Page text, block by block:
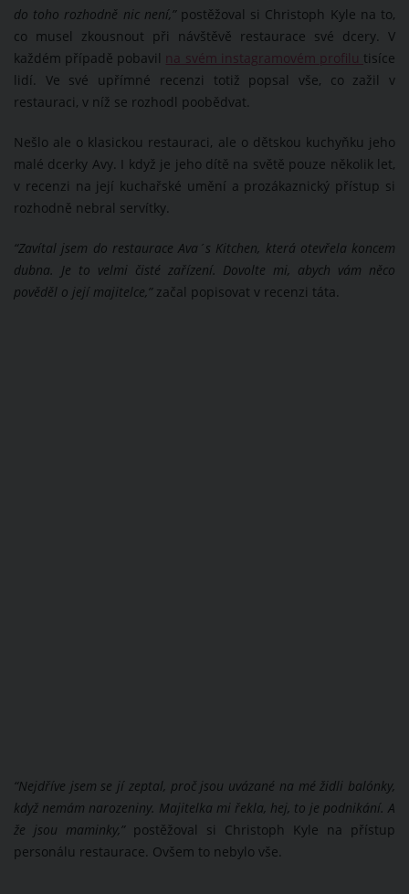
do toho rozhodně nic není,” postěžoval si Christoph Kyle na to,
co musel zkousnout při návštěvě restaurace své dcery. V
každém případě pobavil na svém instagramovém profilu tisíce
lidí. Ve své upřímné recenzi totiž popsal vše, co zažil v
restauraci, v níž se rozhodl poobědvat.
Nešlo ale o klasickou restauraci, ale o dětskou kuchyňku jeho
malé dcerky Avy. I když je jeho dítě na světě pouze několik let,
v recenzi na její kuchařské umění a prozákaznický přístup si
rozhodně nebral servítky.
“Zavítal jsem do restaurace Ava´s Kitchen, která otevřela koncem
dubna. Je to velmi čisté zařízení. Dovolte mi, abych vám něco
pověděl o její majitelce,”začal popisovat v recenzi táta.
“Nejdříve jsem se jí zeptal, proč jsou uvázané na mé židli balónky,
když nemám narozeniny. Majitelka mi řekla, hej, to je podnikání. A
že jsou maminky,”postěžoval si Christoph Kyle na přístup
personálu restaurace. Ovšem to nebylo vše.